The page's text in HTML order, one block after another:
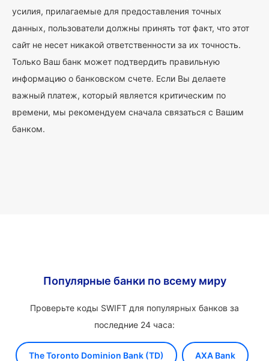
усилия, прилагаемые для предоставления точных
данных, пользователи должны принять тот факт, что этот
сайт не несет никакой ответственности за их точность.
Только Ваш банк может подтвердить правильную
информацию о банковском счете. Если Вы делаете
важный платеж, который является критическим по
времени, мы рекомендуем сначала связаться с Вашим
банком.
Популярные банки по всему миру
Проверьте коды SWIFT для популярных банков за
последние 24 часа:
The Toronto Dominion Bank (TD) AXA Bank